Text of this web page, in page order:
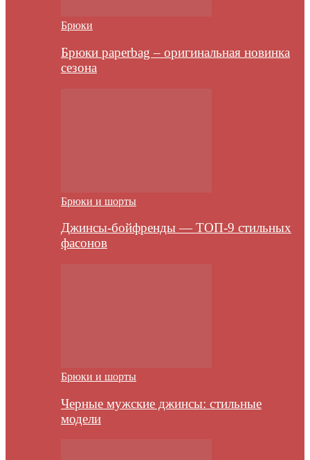
Брюки
Брюки paperbag – оригинальная новинка
сезона
Брюки и шорты
Джинсы-бойфренды — ТОП-9 стильных
фасонов
Брюки и шорты
Черные мужские джинсы: стильные
модели